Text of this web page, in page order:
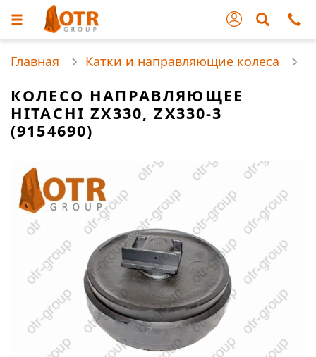
Главная Катки и направляющие колеса
КОЛЕСО НАПРАВЛЯЮЩЕЕ
HITACHI ZX330, ZX330-3
(9154690)